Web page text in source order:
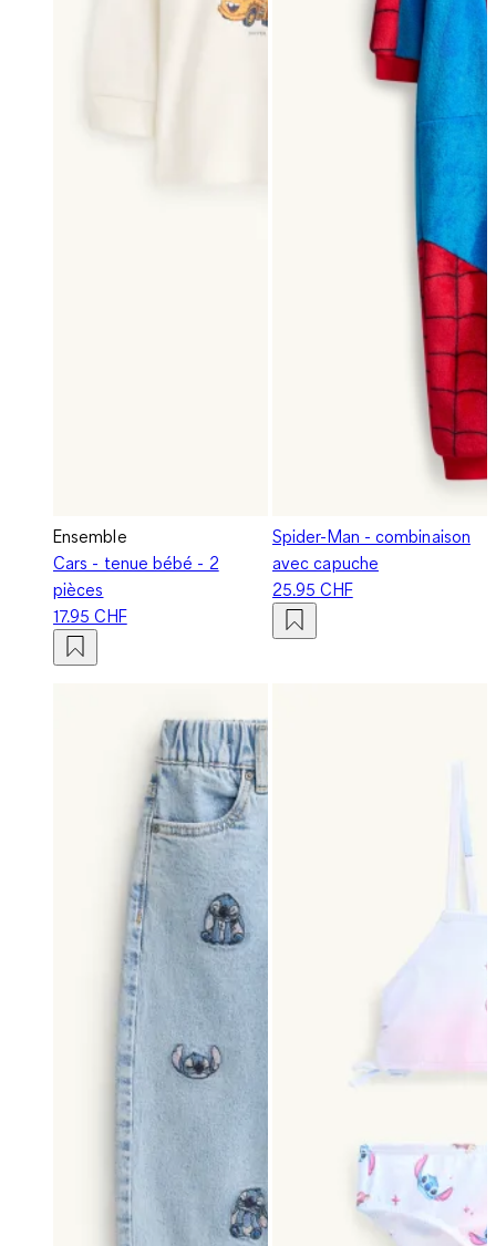
Ensemble
Cars - tenue bébé - 2
pièces
17.95 CHF
Spider-Man - combinaison
avec capuche
25.95 CHF